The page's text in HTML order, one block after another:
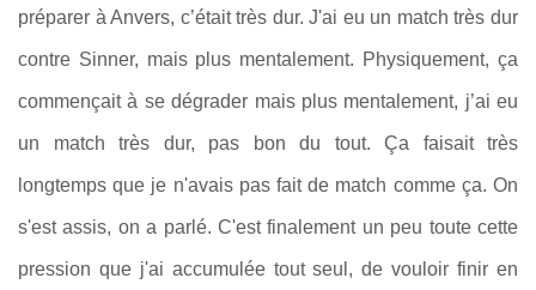
préparer à Anvers, c’était très dur. J'ai eu un match très dur
contre Sinner, mais plus mentalement. Physiquement, ça
commençait à se dégrader mais plus mentalement, j’ai eu
un match très dur, pas bon du tout. Ça faisait très
longtemps que je n'avais pas fait de match comme ça. On
s'est assis, on a parlé. C'est finalement un peu toute cette
pression que j'ai accumulée tout seul, de vouloir finir en